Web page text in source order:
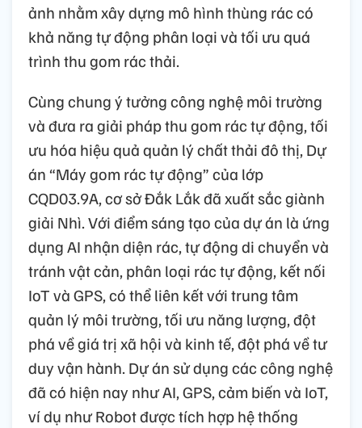
ảnh nhằm xây dựng mô hình thùng rác có
khả năng tự động phân loại và tối ưu quá
trình thu gom rác thải.
Cùng chung ý tưởng công nghệ môi trường
và đưa ra giải pháp thu gom rác tự động, tối
ưu hóa hiệu quả quản lý chất thải đô thị, Dự
án “Máy gom rác tự động” của lớp
CQD03.9A, cơ sở Đắk Lắk đã xuất sắc giành
giải Nhì. Vớiđiểm sáng tạo của dự án là ứng
dụng AI nhận diện rác, tự động di chuyển và
tránh vật cản, phân loại rác tự động, kết nối
IoT và GPS, có thể liên kết với trung tâm
quản lý môi trường, tối ưu năng lượng, đột
phá về giá trị xã hội và kinh tế, đột phá về tư
duy vận hành. Dự án sử dụng các công nghệ
đã có hiện nay như AI, GPS, cảm biến và IoT,
ví dụ như Robot được tích hợp hệ thống